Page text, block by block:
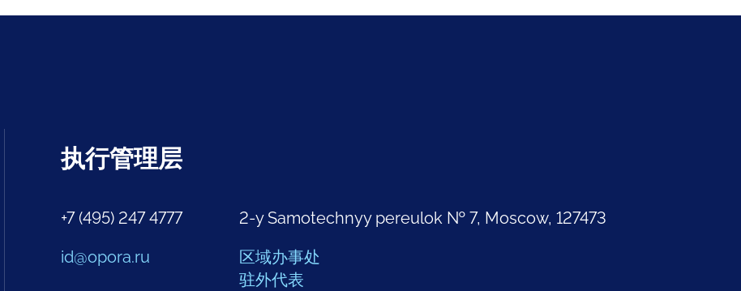
执行管理层
+7 (495) 247 4777
id@opora.ru
2-y Samotechnyy pereulok № 7, Moscow, 127473
区域办事处
驻外代表